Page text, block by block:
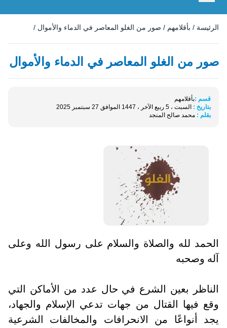
الرئيسة / بأقلامهم / صور من الغلو المعاصر في الدماء والأموال /
صور من الغلو المعاصر في الدماء والأموال
قسم :بأقلامهم
بتاريخ : السبت ، 5 ربيع الآخر ، 1447 الموافق 27 سبتمبر 2025
بقلم : محمد صالح المنجد
الحمد لله والصلاة والسلام على رسول الله وعلى
آله وصحبه
الناظر بعين الشرع في حال عدد من الأماكن التي
وقع فيها القتال من جهات تدعي الإسلام والجهاد،
يجد أنواعًا من الانحرافات والمخالفات الشرعية